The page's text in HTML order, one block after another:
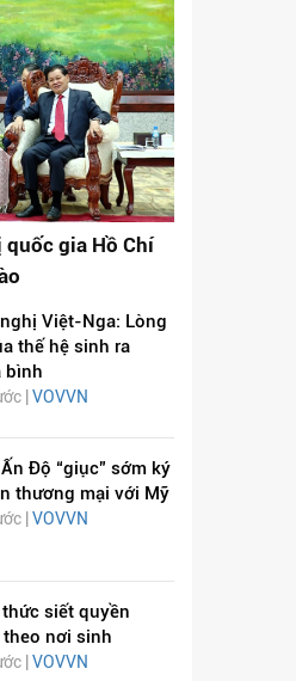
gia Hồ Chí
Việt-Nga: Lòng
thế hệ sinh ra
bình
|VOVVN
Độ “giục” sớm ký
thương mại với Mỹ
| VOVVN
siết quyền
nơi sinh
|VOVVN